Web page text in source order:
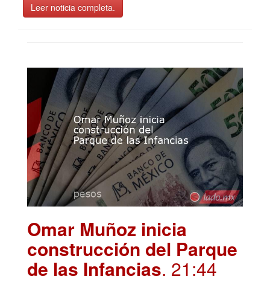
Leer noticia completa.
Omar Muñoz inicia
construcción del Parque
de las Infancias. 21:44